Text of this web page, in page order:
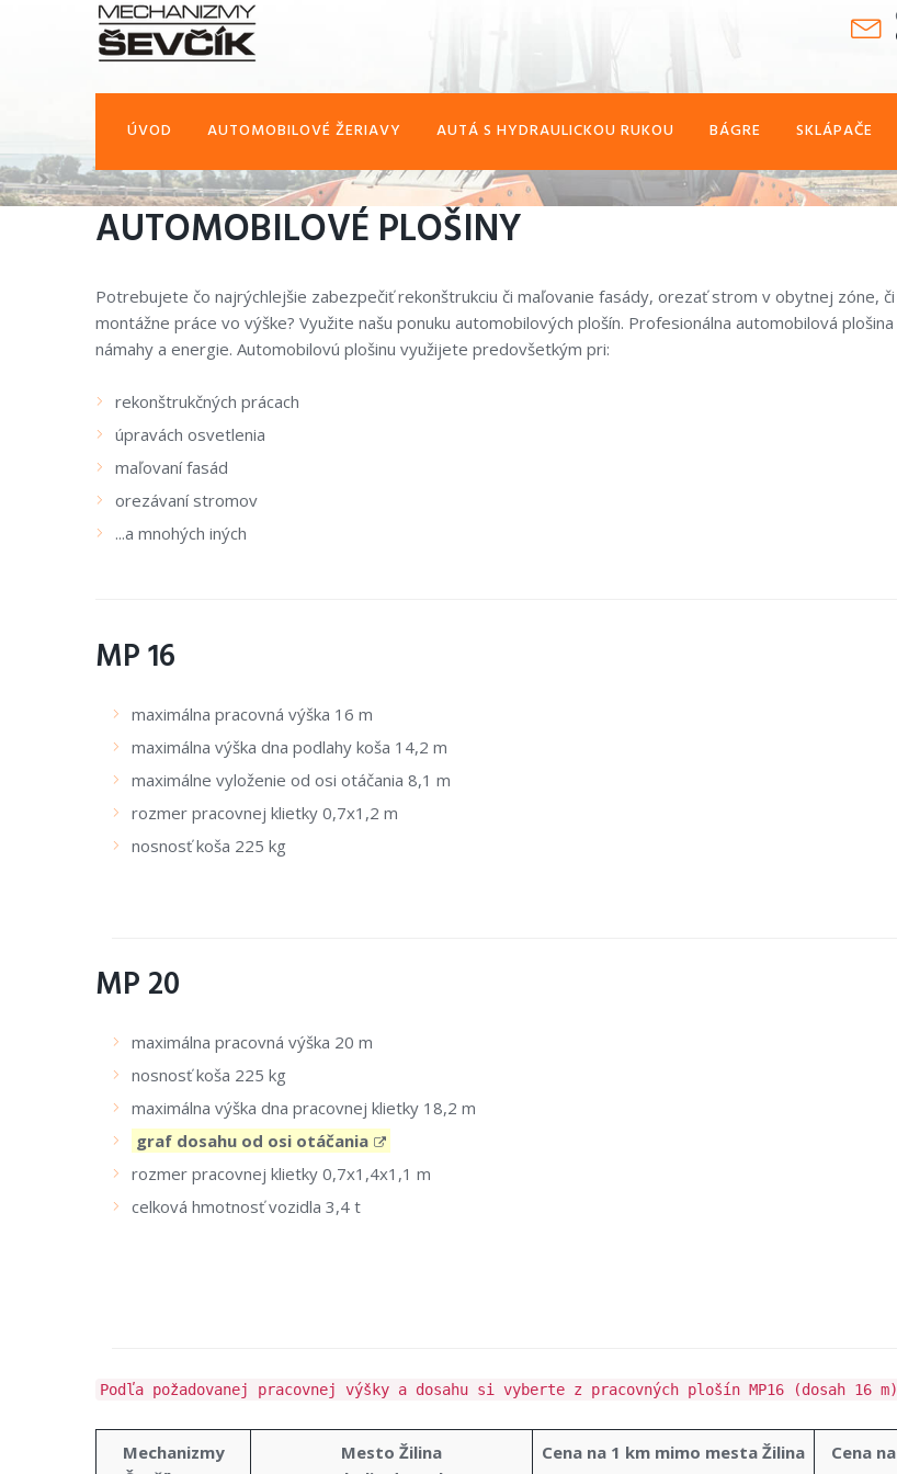
ÚVOD AUTOMOBILOVÉ ŽERIAVY AUTÁ S HYDRAULICKOU RUKOU BÁGRE SKLÁPAČE
AUTOMOBILOVÉ PLOŠINY
Potrebujete čo najrýchlejšie zabezpečiť rekonštrukciu či maľovanie fasády, orezať strom v obytnej zóne,
montážne práce vo výške? Využite našu ponuku automobilových plošín. Profesionálna automobilová
námahy a energie. Automobilovú plošinu využijete predovšetkým pri:
rekonštrukčných prácach
úpravách osvetlenia
maľovaní fasád
orezávaní stromov
...a mnohých iných
MP 16
maximálna pracovná výška 16 m
maximálna výška dna podlahy koša 14,2 m
maximálne vyloženie od osi otáčania 8,1 m
rozmer pracovnej klietky 0,7x1,2 m
nosnosť koša 225 kg
MP 20
maximálna pracovná výška 20 m
nosnosť koša 225 kg
maximálna výška dna pracovnej klietky 18,2 m
graf dosahu od osi otáčania
rozmer pracovnej klietky 0,7x1,4x1,1 m
celková hmotnosť vozidla 3,4 t
Podľa požadovanej pracovnej výšky a dosahu si vyberte z pracovných plošín MP16 (dosah 16
Mechanizmy
Mesto Žilina
Cena na 1 km mimo mesta Žilina
Cena